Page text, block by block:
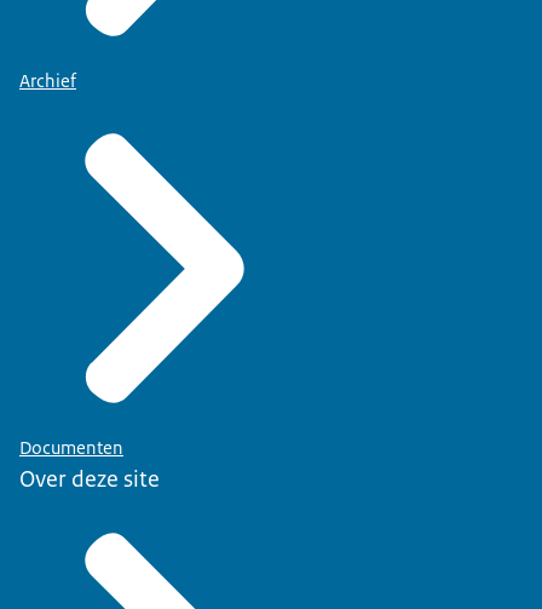
Archief
Documenten
Over deze site